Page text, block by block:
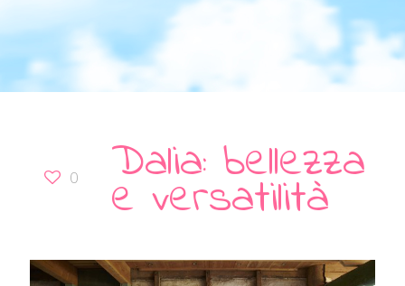
0 Dalia: bellezza
e versatilità